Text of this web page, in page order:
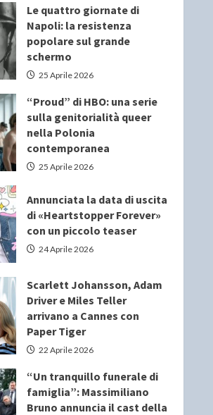
Le quattro giornate di
Napoli: la resistenza
popolare sul grande
schermo
25 Aprile 2026
“Proud” di HBO: una serie
sulla genitorialità queer
nella Polonia
contemporanea
25 Aprile 2026
Annunciata la data di uscita
di «Heartstopper Forever»
con un piccolo teaser
24 Aprile 2026
Scarlett Johansson, Adam
Driver e Miles Teller
arrivano a Cannes con
Paper Tiger
22 Aprile 2026
“Un tranquillo funerale di
famiglia”: Massimiliano
Bruno annuncia il cast della